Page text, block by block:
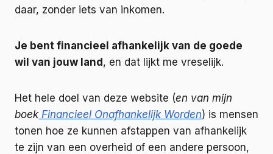
daar, zonder iets van inkomen.
Je bent financieel afhankelijk van de goede
wil van jouw land, en dat lijkt me vreselijk.
Het hele doel van deze website (en van mijn
boekFinancieel Onafhankelijk Worden) is mensen
tonen hoe ze kunnen afstappen van afhankelijk
te zijn van een overheid of een andere persoon,